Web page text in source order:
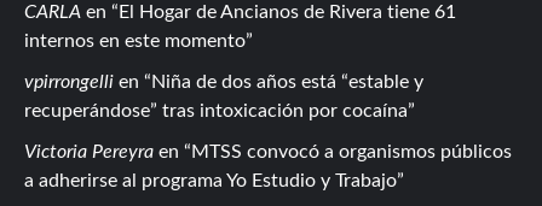
CARLA en
El Hogar de Ancianos de Rivera tiene 61
internos en este momento
vpirrongelli en
Niña de dos años está “estable y
recuperándose” tras intoxicación por cocaína
Victoria Pereyra en
MTSS convocó a organismos públicos
a adherirse al programa Yo Estudio y Trabajo